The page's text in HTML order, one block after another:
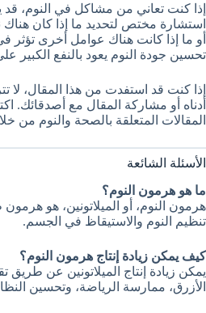
إذا كنت تعاني من مشاكل في النوم، قد
استشارة مختص لتحديد ما إذا كان هناك
أو ما إذا كانت هناك عوامل أخرى تؤثر
تحسين جودة النوم يعود بالنفع الكبير
إذا كنت قد استفدت من هذا المقال، لا
أدناه أو مشاركة المقال مع أصدقائك.
المقالات المتعلقة بالصحة والنوم من
الأسئلة الشائعة
ما هو هرمون النوم؟
هرمون النوم، أو الميلاتونين، هو
تنظيم النوم والاستيقاظ في الجسم.
كيف يمكن زيادة إنتاج هرمون النوم؟
يمكن زيادة إنتاج الميلاتونين عن طريق
الأزرق، ممارسة الرياضة، وتحسين